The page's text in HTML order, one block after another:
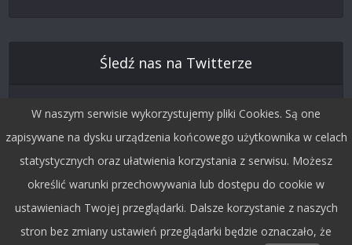
Śledź nas na Twitterze
W naszym serwisie wykorzystujemy pliki Cookies. Są one
zapisywane na dysku urządzenia końcowego użytkownika w celach
statystycznych oraz ułatwienia korzystania z serwisu. Możesz
określić warunki przechowywania lub dostępu do cookie w
ustawieniach Twojej przeglądarki. Dalsze korzystanie z naszych
stron bez zmiany ustawień przeglądarki będzie oznaczało, że